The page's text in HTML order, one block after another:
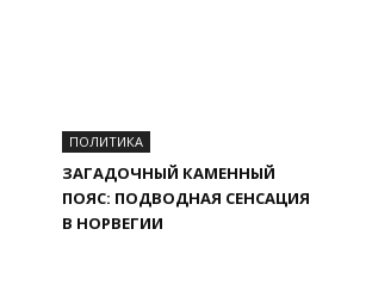
ПОЛИТИКА
ЗАГАДОЧНЫЙ КАМЕННЫЙ
ПОЯС: ПОДВОДНАЯ СЕНСАЦИЯ
В НОРВЕГИИ